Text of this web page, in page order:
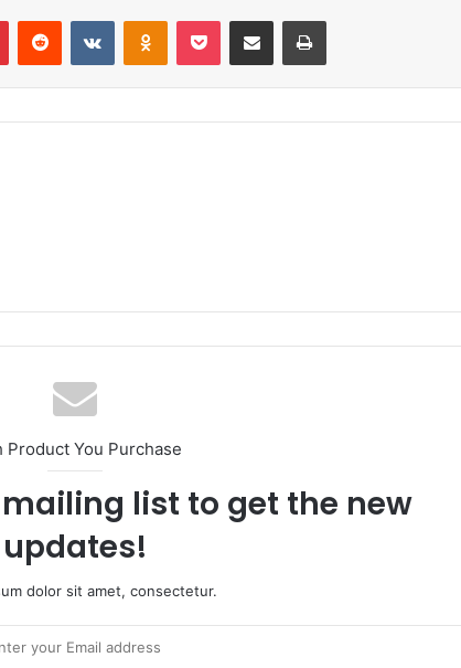
PinterestReddit VKontakteOdnoklassniki
Pocket Share via Email Print
Product You Purchase
list to get the new
updates!
dolor sit amet, consectetur.